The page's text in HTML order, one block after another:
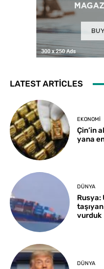
LATEST ARTICLES
EKONOMI
Çin’in
yana
DÜNYA
Rusya:
vurduk
DÜNYA